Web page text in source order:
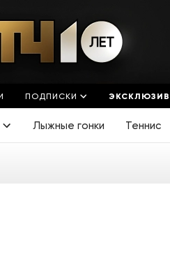
ПОДПИСКИ ЭКСКЛЮЗИВ
Лыжные гонки Теннис